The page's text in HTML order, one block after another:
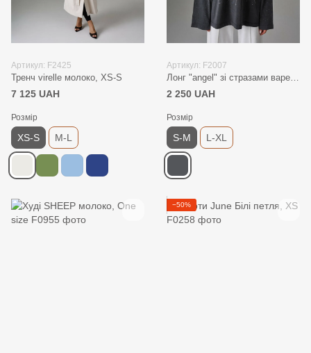
Артикул: F2425
Тренч virelle молоко, XS-S
7 125 UAH
Розмір
XS-S M-L
Артикул: F2007
Лонг "angel" зі стразами варений графіт, S-M
2 250 UAH
Розмір
S-M L-XL
−50%